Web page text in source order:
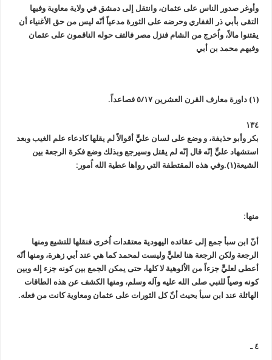
وأوغر صدور الناس على عثمان، وانتقل إلى دمشق في ولاية معاوية وفيها
التقى بأبي ذر الغفاري وحرضه على الثورة مدعياً أنّه ليس من حق الأغنياء أن
يقتنوا مالاً، واُخرج من الشام فنزل مصر فالتف حوله الناقمون على عثمان
وفيهم محمد بن أبي
(١) داورة معارف القرن العشرين ٥/١٧ فصاعداً.
١٣٤
بكر وأبو حذيفة، و وضع على لسان عليٍّ أقوالاً لم يقلها كادعاء علم الغيب وبعد
استشهاد عليٍّ إنّه قال إنّه لم يقتل وسيرجع وبذلك وضع فكرة الرجعة بين
الشيعة(١).
وفي هذه المقتطفة التي رواها عطية الله اُمور:
منها:
أنّ ابن سبأ جمع إلى عقائده اليهودية معتقدات اُخرى فنقلها للتشيع ومنها
الرجعة ولكن الرجعة هنا لعليٍّ وليست لمحمد كما هي عند أبي زهرة، ومنها أنّه
أعطى لعليٍّ جزءاً من الاُلوهية لا كلها، حتى يمكن الجمع بين كونه جزء إله وبين
كونه وصياً للنبي صلى الله عليه وآله وسلم، ومنها الكشف عن هذه الطاقات
الهائلة عند ابن سبأ بحيث أنّ كل الثورات على عثمان ومعاوية كانت من فعله.
٤ ـ